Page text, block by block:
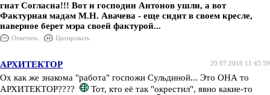
гнат Согласна!!! Вот и господин Антонов ушли, а вот
Фактурная мадам М.Н. Авачева - еще сидит в своем кресле,
наверное берет мэра своей фактурой...
Ответить Цитировать
20.07.2016 11:43:59
АРХИТЕКТОР
Ох как же знакома "работа" госпожи Сульдиной... Это ОНА то
АРХИТЕКТОР????
Тот, кто её так "окрестил", явно какие-то